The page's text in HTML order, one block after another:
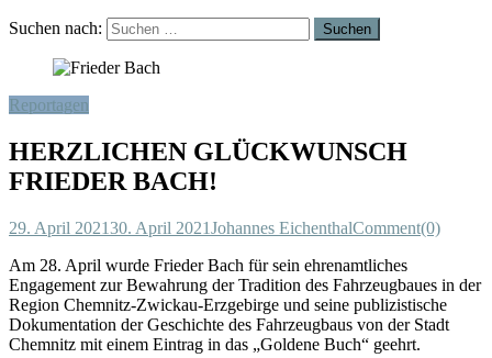
Suchen nach:
Reportagen
HERZLICHEN GLÜCKWUNSCH
FRIEDER BACH!
29. April 202130. April 2021Johannes EichenthalComment(0)
Am 28. April wurde Frieder Bach für sein ehrenamtliches
Engagement zur Bewahrung der Tradition des Fahrzeugbaues in der
Region Chemnitz-Zwickau-Erzgebirge und seine publizistische
Dokumentation der Geschichte des Fahrzeugbaus von der Stadt
Chemnitz mit einem Eintrag in das „Goldene Buch“ geehrt.